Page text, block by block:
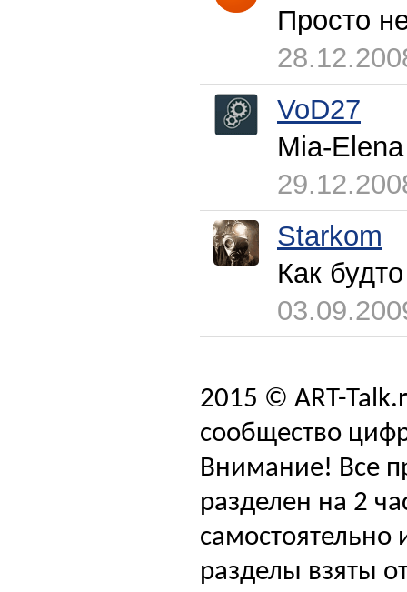
Просто
VoD27
Mia-
Starkom
Как
2015 © ART-
сообщество
Внимание! Все
разделен на 2
самостоятельно
разделы взяты